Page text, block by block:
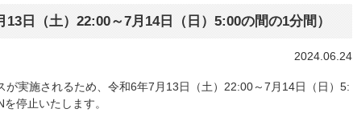
日（土）22:00～7月14日（日）5:00の間の1分間）
2024.06.24
が実施されるため、令和6年7月13日（土）22:00～7月14日（日）5:
停止いたします。